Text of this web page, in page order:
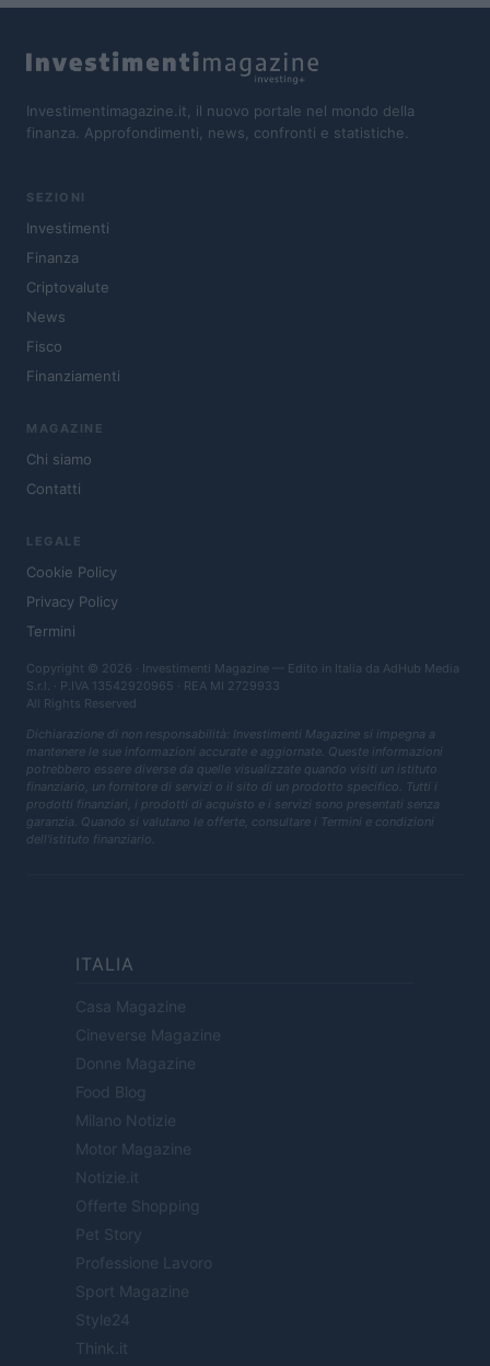
Investimentimagazine.it, il nuovo portale nel mondo della
finanza. Approfondimenti, news, confronti e statistiche.
SEZIONI
Investimenti
Finanza
Criptovalute
News
Fisco
Finanziamenti
MAGAZINE
Chi siamo
Contatti
LEGALE
Cookie Policy
Privacy Policy
Termini
Copyright © 2026 · Investimenti Magazine — Edito in Italia da AdHub Media
S.r.l. · P.IVA 13542920965 · REA MI 2729933
All Rights Reserved
Dichiarazione di non responsabilità: Investimenti Magazine si impegna a
mantenere le sue informazioni accurate e aggiornate. Queste informazioni
potrebbero essere diverse da quelle visualizzate quando visiti un istituto
finanziario, un fornitore di servizi o il sito di un prodotto specifico. Tutti i
prodotti finanziari, i prodotti di acquisto e i servizi sono presentati senza
garanzia. Quando si valutano le offerte, consultare i Termini e condizioni
dell'istituto finanziario.
ITALIA
Casa Magazine
Cineverse Magazine
Donne Magazine
Food Blog
Milano Notizie
Motor Magazine
Notizie.it
Offerte Shopping
Pet Story
Professione Lavoro
Sport Magazine
Style24
Think.it